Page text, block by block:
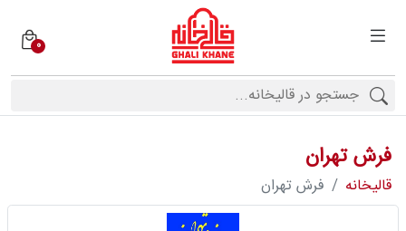
دسته
بندی
فرش
برندها
0
فرش تهران
قالیخانه فرش تهران